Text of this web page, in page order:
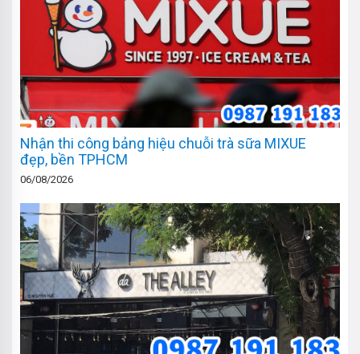
Nhận thi công bảng hiệu chuỗi trà sữa MIXUE
đẹp, bền TPHCM
06/08/2026